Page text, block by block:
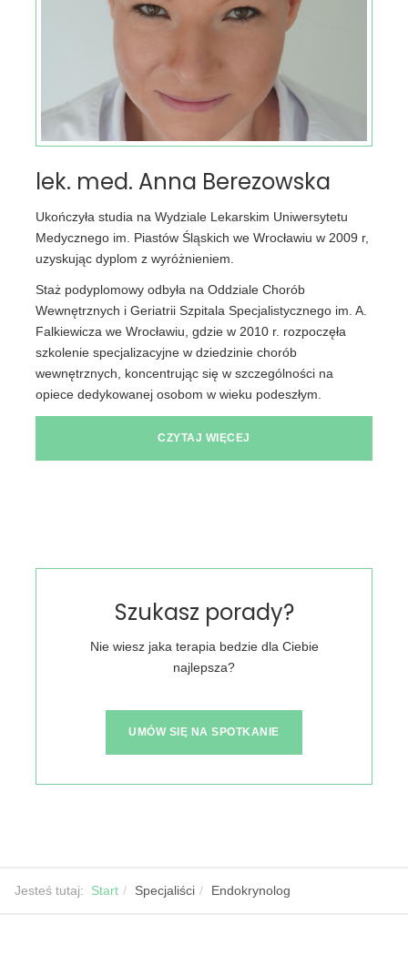
lek. med. Anna Berezowska
Ukończyła studia na Wydziale Lekarskim Uniwersytetu
Medycznego im. Piastów Śląskich we Wrocławiu w 2009 r,
uzyskując dyplom z wyróżnieniem.
Staż podyplomowy odbyła na Oddziale Chorób
Wewnętrznych i Geriatrii Szpitala Specjalistycznego im. A.
Falkiewicza we Wrocławiu, gdzie w 2010 r. rozpoczęła
szkolenie specjalizacyjne w dziedzinie chorób
wewnętrznych, koncentrując się w szczególności na
opiece dedykowanej osobom w wieku podeszłym.
CZYTAJ WIĘCEJ
Szukasz porady?
Nie wiesz jaka terapia bedzie dla Ciebie
najlepsza?
UMÓW SIĘ NA SPOTKANIE
Jesteś tutaj: Start Specjaliści Endokrynolog